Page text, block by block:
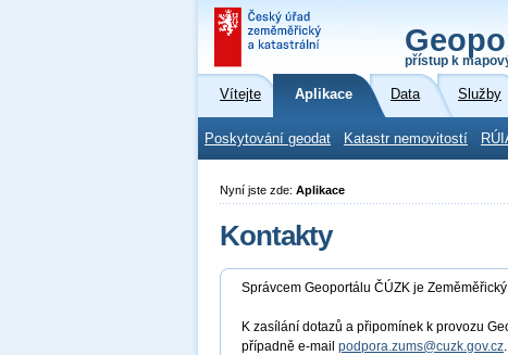
přístup k
Vítejte Aplikace Data Služby
Poskytování geodat Katastr nemovitostí
Nyní jste zde: Aplikace
Kontakty
Správcem Geoportálu ČÚZK je
K zasílání dotazů a připomínek k provozu
případně e-mail podpora.zums@cuzk.gov.cz.